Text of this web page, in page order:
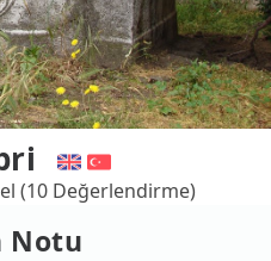
(10 Değerlendirme)
Notu